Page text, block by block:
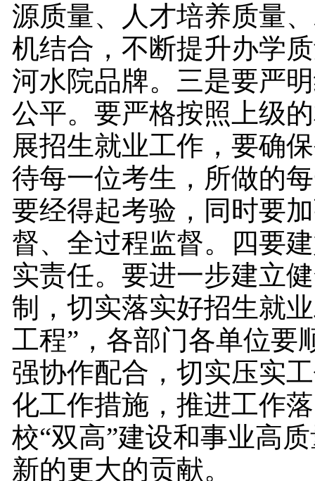
源质量、人才培养质量
机结合，不断提升办学
河水院品牌。三是要严
公平。要严格按照上级
展招生就业工作，要确
待每一位考生，所做的
要经得起考验，同时要
督、全过程监督。四要
实责任。要进一步建立
制，切实落实好招生就
工程”，各部门各单位要
强协作配合，切实压实
化工作措施，推进工作
校“双高”建设和事业高
新的更大的贡献。